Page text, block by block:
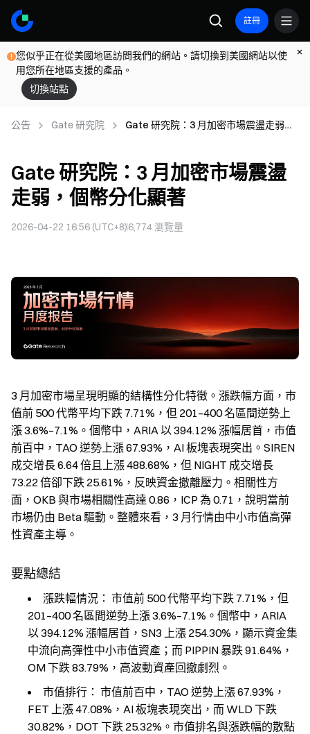
註冊
您似乎正在從美國地區訪問我們的網站。請切換到美國網站以使
用您所在地區支援的產品。
切換站點
公告 Gate 研究院
Gate 研究院：3 月加密市場震盪走弱，
Gate 研究院：3 月加密市場震盪
走弱，個幣分化顯著
2026-04-22 16:56 (UTC+8)6,774 瀏覽量
3 月加密市場呈現明顯的結構性分化特徵。漲跌幅方面，市
值前 500 代幣平均下跌 7.71%，但 201–400 名區間逆勢上
漲 3.6%–7.1%。個幣中，ARIA 以 394.12% 漲幅居首，市值
前百中，TAO 逆勢上漲 67.93%，AI 板塊表現突出。SIREN
成交增長 6.64 倍且上漲 488.68%，但 NIGHT 成交增長
73.22 倍卻下跌 25.61%，反映資金撤離壓力。相關性方
面，OKB 與市場相關性高達 0.86，ICP 為 0.71，說明當前
市場仍由 Beta 驅動。整體來看，3 月行情由中小市值高彈
性資產主導。
要點總結
漲跌幅情況： 市值前 500 代幣平均下跌 7.71%，但
201–400 名區間逆勢上漲 3.6%–7.1%。個幣中，ARIA
以 394.12% 漲幅居首，SN3 上漲 254.30%，顯示資金集
中流向高彈性中小市值資產；而 PIPPIN 暴跌 91.64%，
OM 下跌 83.79%，高波動資產回撤劇烈。
市值排行： 市值前百中，TAO 逆勢上漲 67.93%，
FET 上漲 47.08%，AI 板塊表現突出，而 WLD 下跌
30.82%，DOT 下跌 25.32%。市值排名與漲跌幅的散點